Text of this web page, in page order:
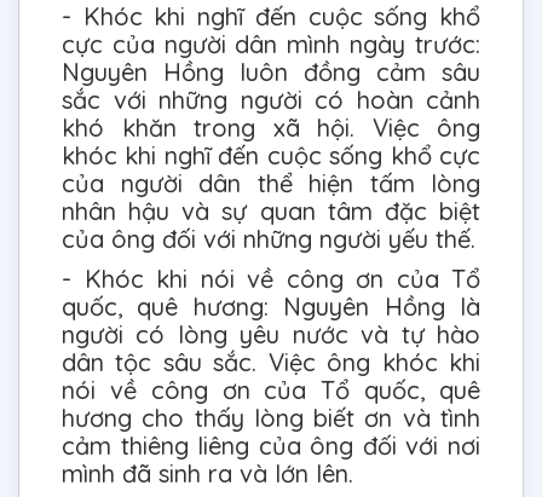
- Khóc khi nghĩ đến cuộc sống khổ
cực của người dân mình ngày trước:
Nguyên Hồng luôn đồng cảm sâu
sắc với những người có hoàn cảnh
khó khăn trong xã hội. Việc ông
khóc khi nghĩ đến cuộc sống khổ cực
của người dân thể hiện tấm lòng
nhân hậu và sự quan tâm đặc biệt
của ông đối với những người yếu thế.
- Khóc khi nói về công ơn của Tổ
quốc, quê hương: Nguyên Hồng là
người có lòng yêu nước và tự hào
dân tộc sâu sắc. Việc ông khóc khi
nói về công ơn của Tổ quốc, quê
hương cho thấy lòng biết ơn và tình
cảm thiêng liêng của ông đối với nơi
mình đã sinh ra và lớn lên.